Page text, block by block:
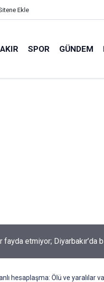
Ekle
SPOR GÜNDEM
fayda etmiyor; Diyarbakır’da
hesaplaşma: Ölü ve yaralılar